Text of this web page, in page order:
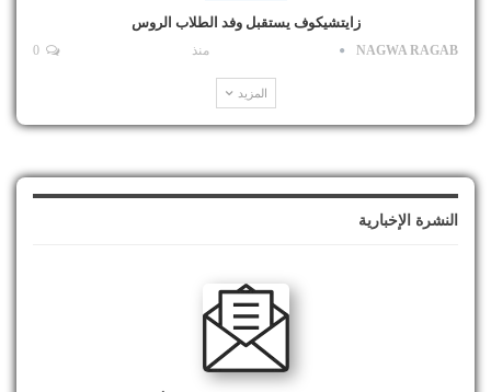
زايتشيكوف يستقبل وفد الطلاب الروس
NAGWA RAGAB منذ
المزيد
النشرة الإخبارية